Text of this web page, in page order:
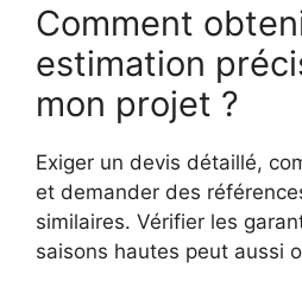
Comment
estimation
mon projet ?
Exiger un devis détaillé,
et demander des
similaires. Vérifier les
saisons hautes peut aussi